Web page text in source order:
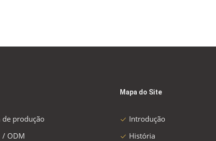
de produção
/ ODM
Mapa do Site
Introdução
História